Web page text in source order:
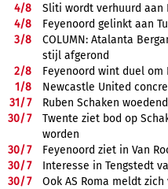
4/8
Sliti wordt verhuurd aan
4/8
Feyenoord gelinkt aan
3/8
COLUMN: Atalanta
stijl afgerond
2/8
Feyenoord wint duel om
1/8
Newcastle United
31/7
Ruben Schaken
30/7
Twente ziet bod op
worden
30/7
Feyenoord ziet in Van
30/7
Interesse in Tengstedt
30/7
Ook AS Roma meldt zich